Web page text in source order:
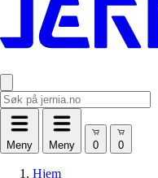
Meny Meny
Hjem